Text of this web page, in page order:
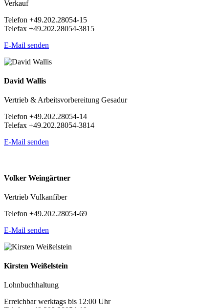
Verkauf
Telefon +49.202.28054-15
Telefax +49.202.28054-3815
E-Mail senden
David Wallis
Vertrieb & Arbeitsvorbereitung Gesadur
Telefon +49.202.28054-14
Telefax +49.202.28054-3814
E-Mail senden
Volker Weingärtner
Vertrieb Vulkanfiber
Telefon +49.202.28054-69
E-Mail senden
Kirsten Weißelstein
Lohnbuchhaltung
Erreichbar werktags bis 12:00 Uhr